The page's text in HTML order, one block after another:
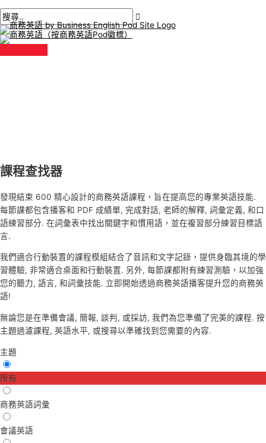
至
內
容
選
課程查找器
發現結束 600 精心設計的商務英語課程，旨在提高您的專業英語技能.
每節課都包含播客和 PDF 成績單, 完成對話, 老師的解釋, 詞彙定義, 和口
語練習部分. 在詞彙表中找出關鍵字和慣用語，並在複習部分練習目標語
言.
我們適合行動裝置的課程模組結合了音訊和文字記錄，提供身臨其境的學
習體驗, 非常適合桌面和行動裝置. 另外, 每節課都附有練習測驗，以加強
您的聽力, 語言, 和詞彙技能. 立即開始透過商務英語播客提升您的商務英
語!
無論您是在準備會議, 簡報, 談判, 或採訪, 我們為您準備了完美的課程. 按
主題過濾課程, 英語水平, 或搜尋以準確找到您需要的內容.
主題
所有
商務英語詞彙
會議英語